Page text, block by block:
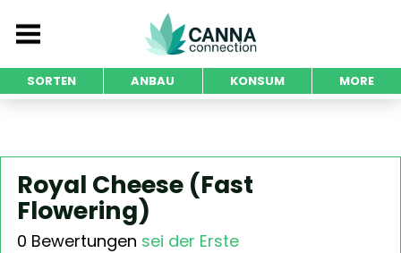
SORTEN ANBAU KONSUM MORE
Royal Cheese (Fast
Flowering)
0 Bewertungen sei der Erste